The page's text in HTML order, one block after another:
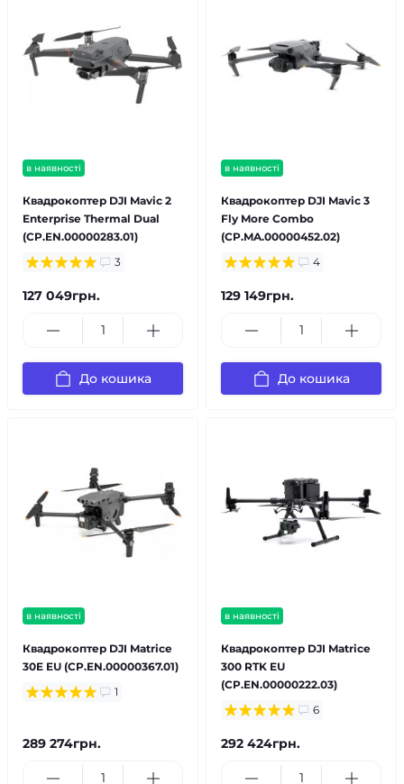
в наявності
Квадрокоптер DJI Mavic 2
Enterprise Thermal Dual
(CP.EN.00000283.01)
3
127 049грн.
До кошика
в наявності
Квадрокоптер DJI Mavic 3
Fly More Combo
(CP.MA.00000452.02)
4
129 149грн.
До кошика
в наявності
Квадрокоптер DJI Matrice
30E EU (CP.EN.00000367.01)
1
289 274грн.
в наявності
Квадрокоптер DJI Matrice
300 RTK EU
(CP.EN.00000222.03)
6
292 424грн.